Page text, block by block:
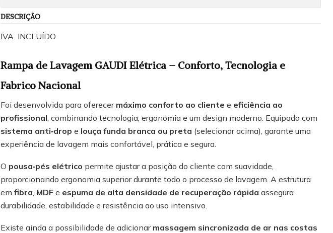
DESCRIÇÃO
IVA INCLUÍDO
Rampa de Lavagem GAUDI Elétrica – Conforto, Tecnologia e
Fabrico Nacional
Foi desenvolvida para oferecer máximo conforto ao cliente e eficiência ao
profissional , combinando tecnologia, ergonomia e um design moderno. Equipada com
sistema anti‑drop e louça funda branca ou preta (selecionar acima), garante uma
experiência de lavagem mais confortável, prática e segura.
O pousa‑pés elétrico permite ajustar a posição do cliente com suavidade,
proporcionando ergonomia superior durante todo o processo de lavagem. A estrutura
em fibra MDF e espuma de alta densidade de recuperação rápida assegura
durabilidade, estabilidade e resistência ao uso intensivo.
Existe ainda a possibilidade de adicionar massagem sincronizada de ar nas costas